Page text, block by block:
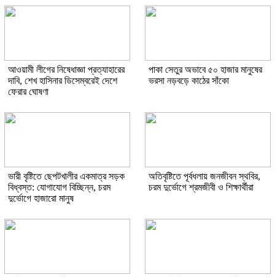
আওয়ামী লীগের নিষেধাজ্ঞা প্রত্যাহারের
দাবি, শেখ হাসিনার ডিসেম্বরেই দেশে
ফেরার ঘোষণা
পাকা সেতুর অভাবে ৫০ হাজার মানুষের
ভরসা নড়বড়ে কাঠের সাঁকো
ভারী বৃষ্টিতে ছেপটখালীর একমাত্র সড়ক
বিধ্বস্ত: যোগাযোগ বিচ্ছিন্ন, চরম
দুর্ভোগে হাজারো মানুষ
অতিবৃষ্টিতে পূর্বধলায় জনজীবন স্থবির,
চরম দুর্ভোগে শ্রমজীবী ও শিক্ষার্থীরা